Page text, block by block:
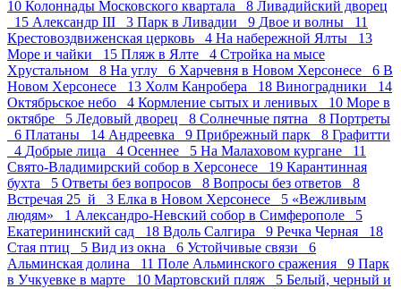
10 Колоннады Московского квартала 8 Ливадийский дворец
15 Александр III 3 Парк в Ливадии 9 Двое и волны 11
Крестовоздвиженская церковь 4 На набережной Ялты 13
Море и чайки 15 Пляж в Ялте 4 Стройка на мысе
Хрустальном 8 На углу 6 Харчевня в Новом Херсонесе 6 В
Новом Херсонесе 13 Холм Канробера 18 Виноградники 14
Октябрьское небо 4 Кормление сытых и ленивых 10 Море в
октябре 5 Ледовый дворец 8 Солнечные пятна 8 Портреты
6 Платаны 14 Андреевка 9 Прибрежный парк 8 Графитти
4 Добрые лица 4 Осеннее 5 На Малаховом кургане 11
Свято-Владимирский собор в Херсонесе 19 Карантинная
бухта 5 Ответы без вопросов 8 Вопросы без ответов 8
Встречая 25_й 3 Елка в Новом Херсонесе 5 «Вежливым
людям» 1 Александро-Невский собор в Симферополе 5
Екатерининский сад 18 Вдоль Салгира 9 Речка Черная 18
Стая птиц 5 Вид из окна 6 Устойчивые связи 6
Альминская долина 11 Поле Альминского сражения 9 Парк
в Учкуевке в марте 10 Мартовский пляж 5 Белый, черный и